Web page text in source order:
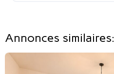
Annonces similaires: